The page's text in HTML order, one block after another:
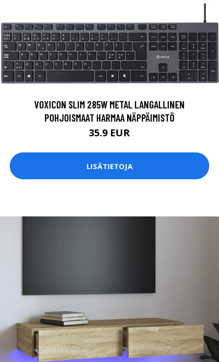
VOXICON SLIM 285W METAL LANGALLINEN
POHJOISMAAT HARMAA NÄPPÄIMISTÖ
35.9 EUR
LISÄTIETOJA